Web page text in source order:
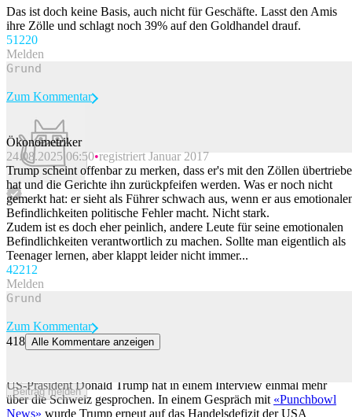
Das ist doch keine Basis, auch nicht für Geschäfte. Lasst den Amis
ihre Zölle und schlagt noch 39% auf den Goldhandel drauf.
51220
Melden
Beitrag melden
Zum Kommentar
Ökonometriker
24.08.2025 06:50 registriert Januar 2017
Trump scheint offenbar zu merken, dass er's mit den Zöllen
hat und die Gerichte ihn zurückpfeifen werden. Was er noch nicht
gemerkt hat: er sieht als Führer schwach aus, wenn er aus
Befindlichkeiten politische Fehler macht. Nicht stark.
Zudem ist es doch eher peinlich, andere Leute für seine emotionalen
Befindlichkeiten verantwortlich zu machen. Sollte man eigentlich als
Teenager lernen, aber klappt leider nicht immer...
42212
Melden
Beitrag melden
Zum Kommentar
418 Alle Kommentare anzeigen
US-Präsident Donald Trump hat in einem Interview einmal mehr
über die Schweiz gesprochen. In einem Gespräch mit «Punchbowl
News» wurde Trump erneut auf das Handelsdefizit der USA